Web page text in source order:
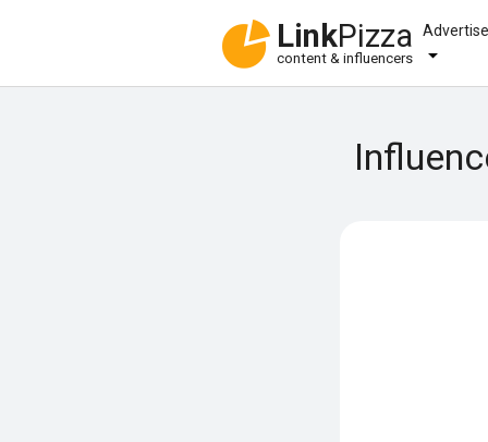
LinkPizza
content & influencers